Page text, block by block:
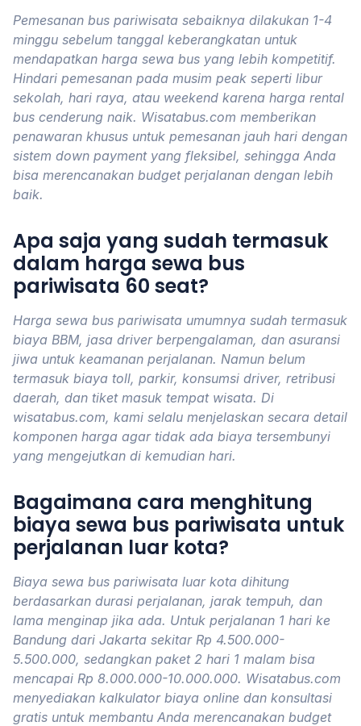
Pemesanan bus pariwisata sebaiknya dilakukan 1-4
minggu sebelum tanggal keberangkatan untuk
mendapatkan harga sewa bus yang lebih kompetitif.
Hindari pemesanan pada musim peak seperti libur
sekolah, hari raya, atau weekend karena harga rental
bus cenderung naik. Wisatabus.com memberikan
penawaran khusus untuk pemesanan jauh hari dengan
sistem down payment yang fleksibel, sehingga Anda
bisa merencanakan budget perjalanan dengan lebih
baik.
Apa saja yang sudah termasuk
dalam harga sewa bus
pariwisata 60 seat?
Harga sewa bus pariwisata umumnya sudah termasuk
biaya BBM, jasa driver berpengalaman, dan asuransi
jiwa untuk keamanan perjalanan. Namun belum
termasuk biaya toll, parkir, konsumsi driver, retribusi
daerah, dan tiket masuk tempat wisata. Di
wisatabus.com, kami selalu menjelaskan secara detail
komponen harga agar tidak ada biaya tersembunyi
yang mengejutkan di kemudian hari.
Bagaimana cara menghitung
biaya sewa bus pariwisata untuk
perjalanan luar kota?
Biaya sewa bus pariwisata luar kota dihitung
berdasarkan durasi perjalanan, jarak tempuh, dan
lama menginap jika ada. Untuk perjalanan 1 hari ke
Bandung dari Jakarta sekitar Rp 4.500.000-
5.500.000, sedangkan paket 2 hari 1 malam bisa
mencapai Rp 8.000.000-10.000.000. Wisatabus.com
menyediakan kalkulator biaya online dan konsultasi
gratis untuk membantu Anda merencanakan budget